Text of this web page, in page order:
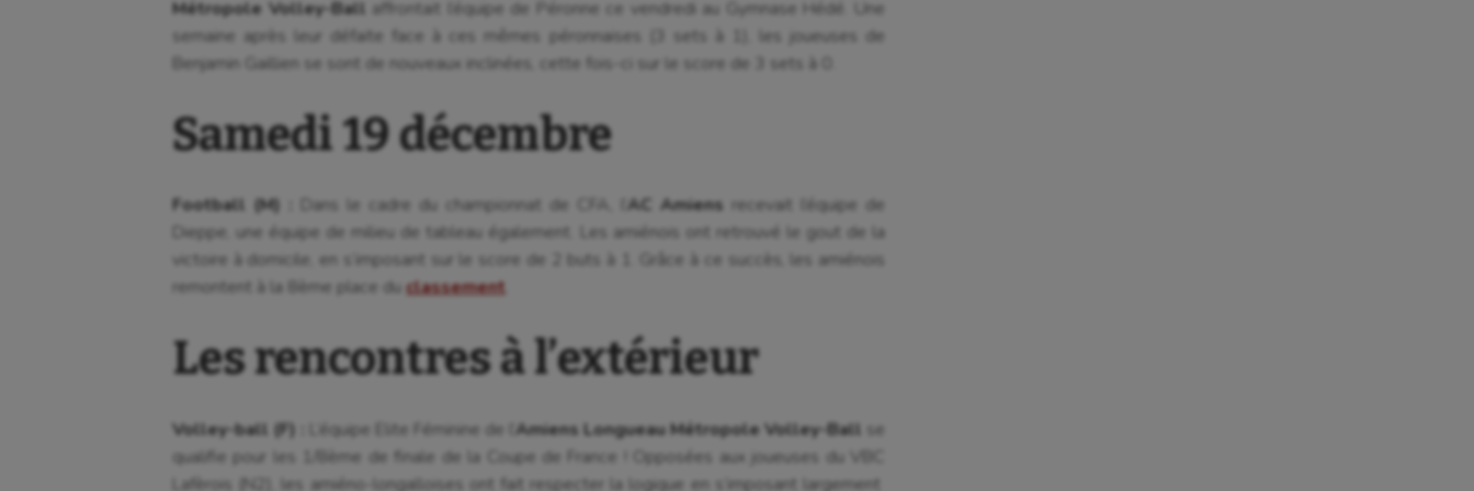
Métropole Volley-Ball affrontait l’équipe de Péronne ce vendredi au Gymnase Hédé. Une
semaine après leur défaite face à ces mêmes péronnaises (3 sets à 1), les joueuses de
Benjamin Gaillien se sont de nouveaux inclinées, cette fois-ci sur le score de 3 sets à 0.
Samedi 19 décembre
Football (M) : Dans le cadre du championnat de CFA, l’ AC Amiens recevait l’équipe de
Dieppe, une équipe de milieu de tableau également. Les amiénois ont retrouvé le gout de la
victoire à domicile, en s’imposant sur le score de 2 buts à 1. Grâce à ce succès, les amiénois
remontent à la 8ème place du classement
Les rencontres à l’extérieur
Volley-ball (F) : L’équipe Elite Féminine de l’ Amiens Longueau Métropole Volley-Ball se
qualifie pour les 1/8ème de finale de la Coupe de France ! Opposées aux joueuses du VBC
Lafèrois (N2), les amiéno-longalloises ont fait respecter la logique en s’imposant largement